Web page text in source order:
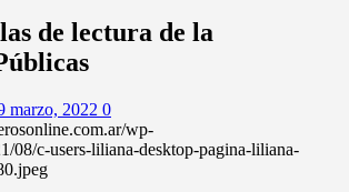
de lectura de la
marzo, 2022 0